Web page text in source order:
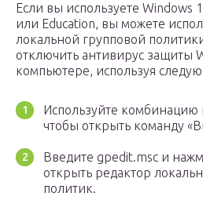
Если вы используете Windows
или Education, вы можете
локальной групповой
отключить антивирус защиты
компьютере, используя
Используйте комбинацию
чтобы открыть команду
Введите gpedit.msc и
открыть редактор
политик.